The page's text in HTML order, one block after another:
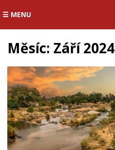
☰ MENU
Měsíc: Září 2024